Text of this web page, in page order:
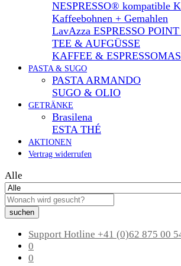
NESPRESSO® kompatible
Kaffeebohnen + Gemahlen
LavAzza ESPRESSO
TEE & AUFGÜSSE
KAFFEE &
PASTA & SUGO
PASTA ARMANDO
SUGO & OLIO
GETRÄNKE
Brasilena
ESTA THÉ
AKTIONEN
Vertrag widerrufen
Alle
suchen
Support Hotline +41 (0)62 875 00
0
0